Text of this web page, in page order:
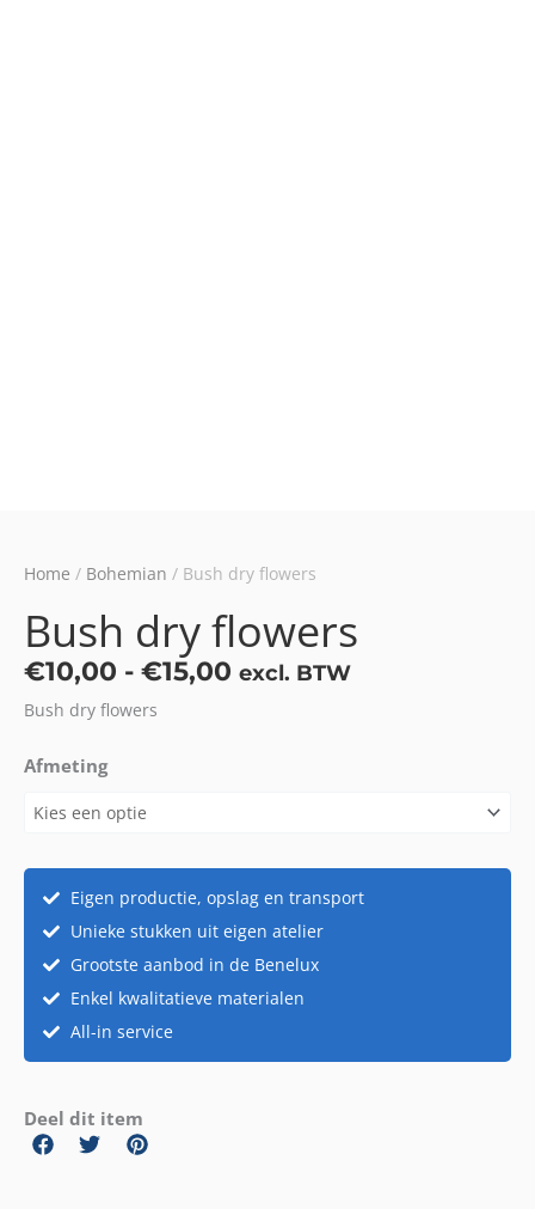
Home / Bohemian / Bush dry flowers
Bush dry flowers
€10,00 - €15,00 Prijsklasse:
excl. BTW
Bush dry flowers
Afmeting
Eigen productie, opslag en transport
Unieke stukken uit eigen atelier
Grootste aanbod in de Benelux
Enkel kwalitatieve materialen
All-in service
Deel dit item